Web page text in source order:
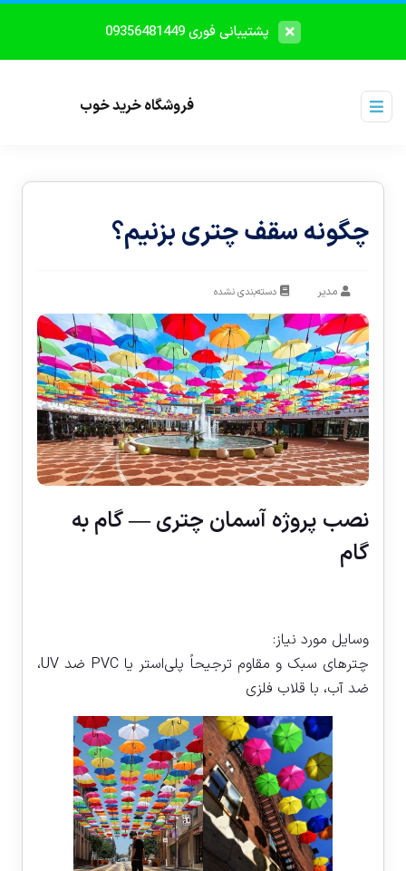
پشتیبانی فوری 09356481449
فروشگاه خرید خوب
چگونه سقف چتری بزنیم؟
مدیر دسته‌بندی نشده
نصب پروژه آسمان چتری — گام‌ به‌
گام
وسایل مورد نیاز:
چترهای سبک و مقاوم ترجیحاً پلی‌استر یا PVC ضد UV،
ضد آب، با قلاب فلزی